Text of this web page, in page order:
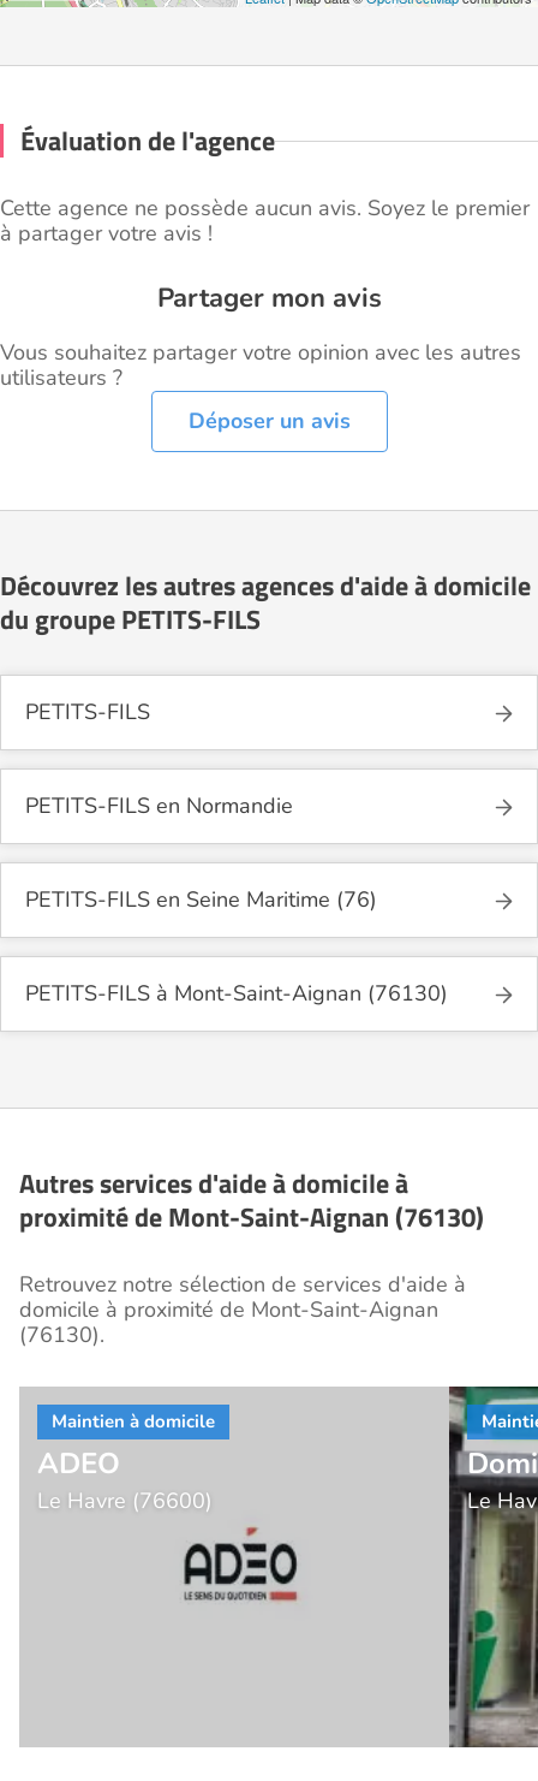
Évaluation de l'agence
Cette agence ne possède aucun avis. Soyez le premier
à partager votre avis !
Partager mon avis
Vous souhaitez partager votre opinion avec les autres
utilisateurs ?
Déposer un avis
Découvrez les autres agences d'aide à domicile
du groupe PETITS-FILS
PETITS-FILS
PETITS-FILS en Normandie
PETITS-FILS en Seine Maritime (76)
PETITS-FILS à Mont-Saint-Aignan (76130)
Autres services d'aide à domicile à
proximité de Mont-Saint-Aignan (76130)
Retrouvez notre sélection de services d'aide à
domicile à proximité de Mont-Saint-Aignan
(76130).
ADEO
Le Havre (76600) Le